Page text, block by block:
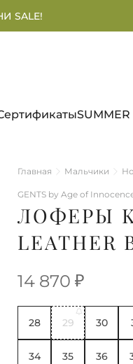
SALE!
SUMMER
Главная Мальчики
GENTS by Age of
ЛОФЕРЫ
LEATHER
14 870
28 29 30
34 35 36